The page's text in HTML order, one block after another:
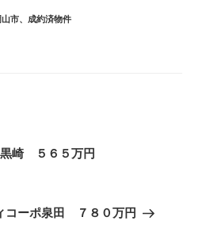
山市、 成約済物件
崎 ５６５万円
ーポ泉田 ７８０万円